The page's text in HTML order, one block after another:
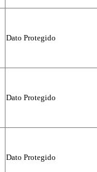
Dato Protegido
Dato Protegido
Dato Protegido